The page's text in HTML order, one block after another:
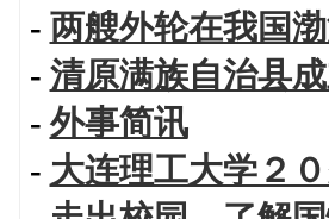
- 两艘外轮在我国
- 清原满族自治县
- 外事简讯
- 大连理工大学２